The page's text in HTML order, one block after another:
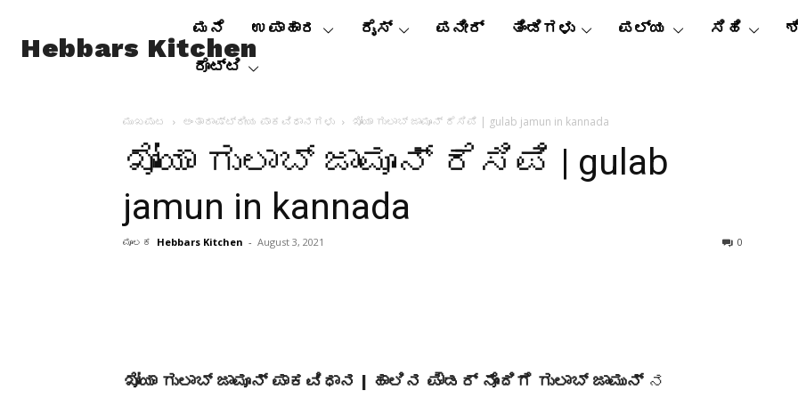
Hebbars Kitchen
ಮನೆ ಉಪಾಹಾರ ರೈಸ್ ಪನೀರ್ ತಿಂಡಿಗಳು ಪಲ್ಯ ಸಿಹಿ
ರೊಟ್ಟಿ
ಮುಖಪುಟ ಅಂತಾರಾಷ್ಟ್ರೀಯ ಪಾಕವಿಧಾನಗಳು ಖೋಯಾ ಗುಲಾಬ್ ಜಾಮೂನ್ ರೆಸಿಪಿ | gulab jamun in kannada
ಖೋಯಾ ಗುಲಾಬ್ ಜಾಮೂನ್ ರೆಸಿಪಿ | gulab
jamun in kannada
ಮೂಲಕ Hebbars Kitchen - August 3, 2021 0
ಖೋಯಾ ಗುಲಾಬ್ ಜಾಮೂನ್ ಪಾಕವಿಧಾನ | ಹಾಲಿನ ಪೌಡರ್ ನೊಂದಿಗೆ ಗುಲಾಬ್ ಜಾಮುನ್ನ